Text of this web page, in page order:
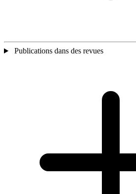
Publications dans des revues